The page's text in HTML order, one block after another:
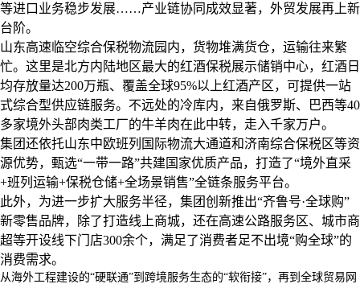
等进口业务稳步发展……产业链协同成效显著，外贸发展再上新
台阶。
山东高速临空综合保税物流园内，货物堆满货仓，运输往来繁
忙。这里是北方内陆地区最大的红酒保税展示储销中心，红酒日
均存放量达200万瓶、覆盖全球95%以上红酒产区，可提供一站
式综合型供应链服务。不远处的冷库内，来自俄罗斯、巴西等40
多家境外头部肉类工厂的牛羊肉在此中转，走入千家万户。
集团还依托山东中欧班列国际物流大通道和济南综合保税区等资
源优势，甄选“一带一路”共建国家优质产品，打造了“境外直采
+班列运输+保税仓储+全场景销售”全链条服务平台。
此外，为进一步扩大服务半径，集团创新推出“齐鲁号·全球购”
新零售品牌，除了打造线上商城，还在高速公路服务区、城市商
超等开设线下门店300余个，满足了消费者足不出境“购全球”的
消费需求。
从海外工程建设的“硬联通”到跨境服务生态的“软衔接”，再到全球贸易网